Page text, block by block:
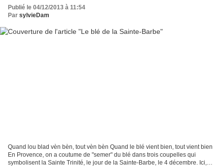
Publié le 04/12/2013 à 11:54
Par sylvieDam
Quand lou blad vèn bèn, tout vèn bèn Quand le blé vient bien, tout vient bien
En Provence, on a coutume de "semer" du blé dans trois coupelles qui
symbolisent la Sainte Trinité, le jour de la Sainte-Barbe, le 4 décembre. Ici,